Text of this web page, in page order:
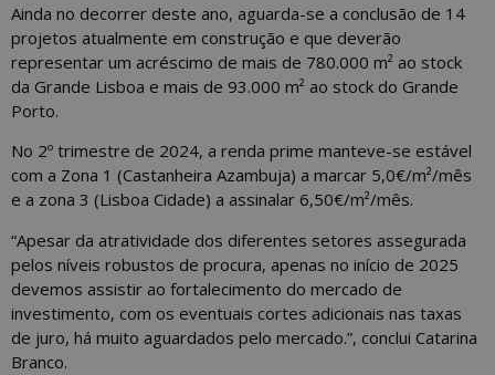
Ainda no decorrer deste ano, aguarda-se a conclusão de 14
projetos atualmente em construção e que deverão
representar um acréscimo de mais de 780.000 m² ao stock
da Grande Lisboa e mais de 93.000 m² ao stock do Grande
Porto.
No 2º trimestre de 2024, a renda prime manteve-se estável
com a Zona 1 (Castanheira Azambuja) a marcar 5,0€/m²/mês
e a zona 3 (Lisboa Cidade) a assinalar 6,50€/m²/mês.
“Apesar da atratividade dos diferentes setores assegurada
pelos níveis robustos de procura, apenas no início de 2025
devemos assistir ao fortalecimento do mercado de
investimento, com os eventuais cortes adicionais nas taxas
de juro, há muito aguardados pelo mercado.”, conclui Catarina
Branco.